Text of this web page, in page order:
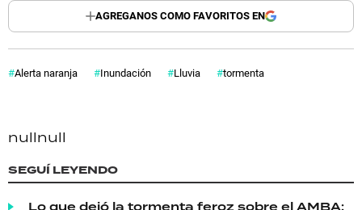
AGREGANOS COMO FAVORITOS EN
Alerta naranja Inundación Lluvia tormenta
nullnull
SEGUÍ LEYENDO
Lo que dejó la tormenta feroz sobre el AMBA: